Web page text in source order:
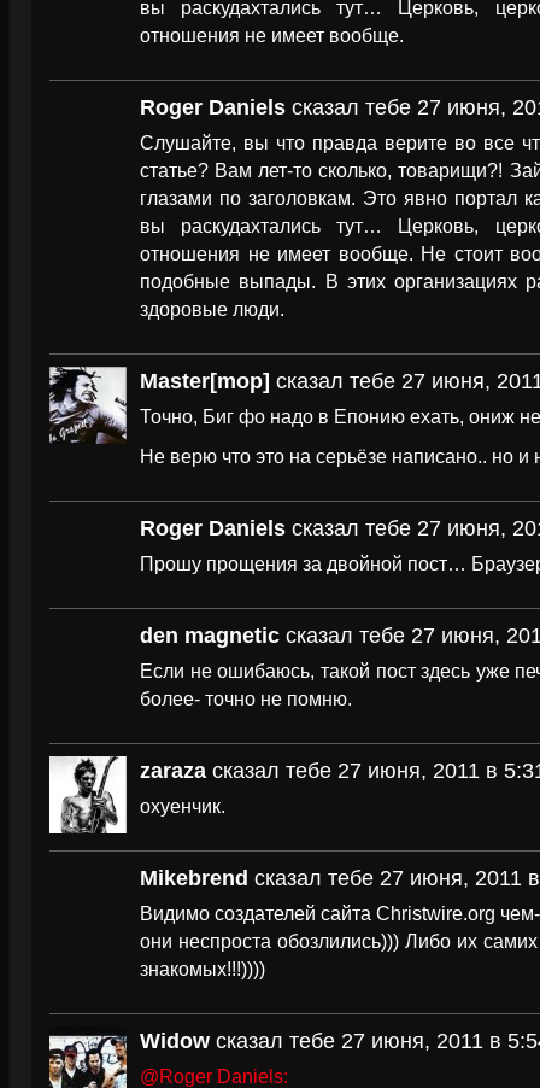
вы раскудахтались тут… Церковь,
отношения не имеет вообще.
Roger Daniels сказал тебе 27 июня,
Слушайте, вы что правда верите во все
статье? Вам лет-то сколько, товарищи?!
глазами по заголовкам. Это явно портал
вы раскудахтались тут… Церковь,
отношения не имеет вообще. Не стоит
подобные выпады. В этих организациях
здоровые люди.
Master[mop] сказал тебе 27 июня,
Точно, Биг фо надо в Епонию ехать, ониж
Не верю что это на серьёзе написано.. но
Roger Daniels сказал тебе 27 июня,
Прошу прощения за двойной пост…
den magnetic сказал тебе 27 июня,
Если не ошибаюсь, такой пост здесь уже
более- точно не помню.
zaraza сказал тебе 27 июня, 2011 в
охуенчик.
Mikebrend сказал тебе 27 июня, 2011
Видимо создателей сайта Christwire.org
они неспроста обозлились))) Либо их
знакомых!!!))))
Widow сказал тебе 27 июня, 2011 в
@Roger Daniels: